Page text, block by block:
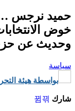
حميد نرجس …
خوض
وحديث عن
سياسة
بواسطة هيئة
شارك